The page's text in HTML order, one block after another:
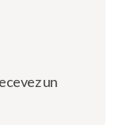
un